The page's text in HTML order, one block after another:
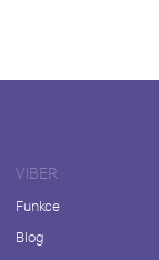
VIBER
Funkce
Blog